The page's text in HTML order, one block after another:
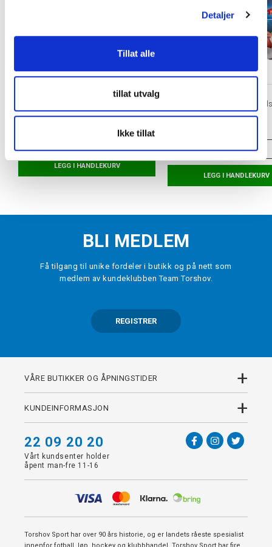
Detaljer
Tillat alle
tillat utvalg
Ikke tillat
kr 250
LEGG I HANDLEKURV
Allround Classic Grip
Hvit
ONE SIZE: 37-48
LEGG I HANDLEKURV
BLI MEDLEM
Få tilgang til unike fordeler i butikk og på nett som
medlem av kundeklubben Team Torshov.
REGISTRER
VÅRE BUTIKKER OG ÅPNINGSTIDER +
KUNDEINFORMASJON +
22 09 20 20
Vårt kundsenter holder
åpent man-fre 11-16
Torshov Sport har over 90 års historie, og er landets råeste spesialist